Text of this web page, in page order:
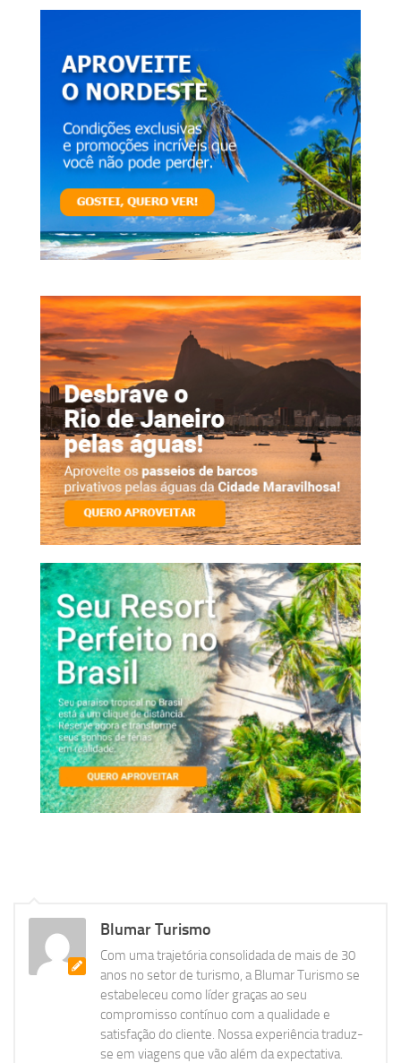
Blumar Turismo
Com uma trajetória consolidada de mais de 30
anos no setor de turismo, a Blumar Turismo se
estabeleceu como líder graças ao seu
compromisso contínuo com a qualidade e
satisfação do cliente. Nossa experiência traduz-
se em viagens que vão além da expectativa.